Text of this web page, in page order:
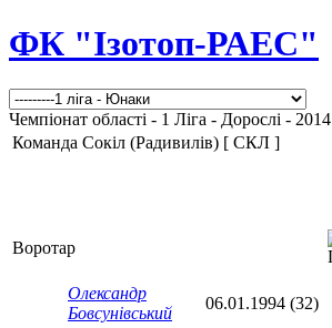
ФК "Ізотоп-РАЕС"
Чемпіонат області - 1 Ліга - Дорослі - 2014
Команда Сокіл (Радивилів) [ СКЛ ]
Воротар
Олександр
Бовсунівський
06.01.1994 (32)